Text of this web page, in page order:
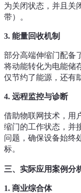
为关闭状态，并且关
带）。
3. 能量回收机制
部分高端伸缩门配备
将动能转化为电能储
仅节约了能源，还有
4. 远程监控与诊断
借助物联网技术，用
缩门的工作状态，并
问题，确保设备始终
标。
三、实际应用案例分
1. 商业综合体